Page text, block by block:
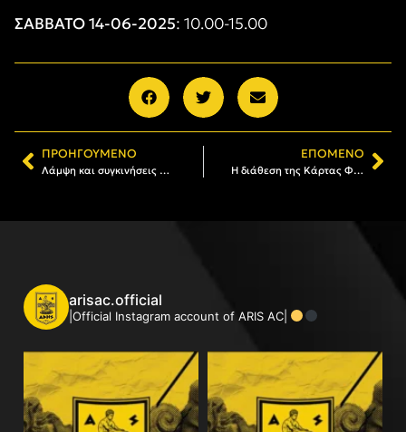
ΣΑΒΒΑΤΟ 14-06-2025: 10.00-15.00
ΠΡΟΗΓΟΎΜΕΝΟ
Λάμψη και συγκινήσεις στην εκδήλωση «Ελλάδα-ΑΡΗΣ-Αρμενία» (photostory)
ΕΠΌΜΕΝΟ
Η διάθεση της Κάρτας Φιλάθλου του ΑΡΗ (10/06 – 14/06)
arisac.official
|Official Instagram account of ARIS AC|